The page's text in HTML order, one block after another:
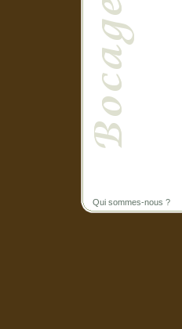
Qui sommes-nous ?